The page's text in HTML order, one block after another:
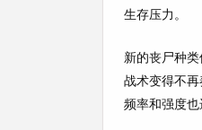
生存压力。
新的丧尸种
战术变得不
频率和强度